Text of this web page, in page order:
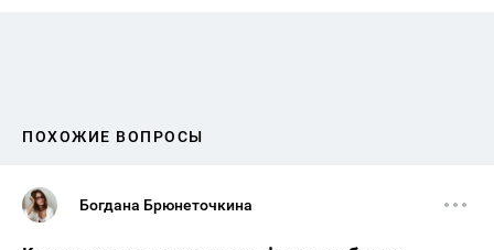
ПОХОЖИЕ ВОПРОСЫ
Богдана Брюнеточкина